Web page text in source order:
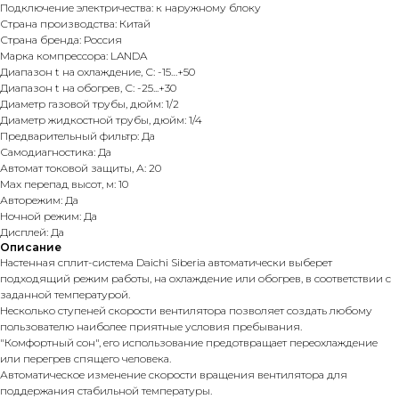
Подключение электричества: к наружному блоку
Страна производства: Китай
Страна бренда: Россия
Марка компрессора: LANDA
Диапазон t на охлаждение, С: -15…+50
Диапазон t на обогрев, С: -25...+30
Диаметр газовой трубы, дюйм: 1/2
Диаметр жидкостной трубы, дюйм: 1/4
Предварительный фильтр: Да
Самодиагностика: Да
Автомат токовой защиты, А: 20
Max перепад высот, м: 10
Авторежим: Да
Ночной режим: Да
Дисплей: Да
Описание
Настенная сплит-система Daichi Siberia автоматически выберет
подходящий режим работы, на охлаждение или обогрев, в соответствии с
заданной температурой.
Несколько ступеней скорости вентилятора позволяет создать любому
пользователю наиболее приятные условия пребывания.
"Комфортный сон", его использование предотвращает переохлаждение
или перегрев спящего человека.
Автоматическое изменение скорости вращения вентилятора для
поддержания стабильной температуры.